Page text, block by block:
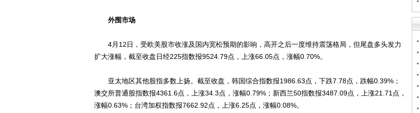
外围市场
4月12日，受欧美股市收涨及国内宽松预期的影响，高开之后一度维持震荡格局，但尾盘多头发力
扩大涨幅，截至收盘日经225指数报9524.79点，上涨66.05点，涨幅0.70%。
亚太地区其他股指多数上扬。截至收盘，韩国综合指数报1986.63点，下跌7.78点，跌幅0.39%；
澳交所普通股指数报4361.6点，上涨34.3点，涨幅0.79%；新西兰50指数报3487.09点，上涨21.71点，
涨幅0.63%；台湾加权指数报7662.92点，上涨6.25点，涨幅0.08%。